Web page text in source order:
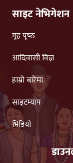
साइट नेभिगेशन
गृह पृष्‍ठ
आदिवासी विज्ञ
हाम्रो बारेमा
साइटम्याप
भिडियो